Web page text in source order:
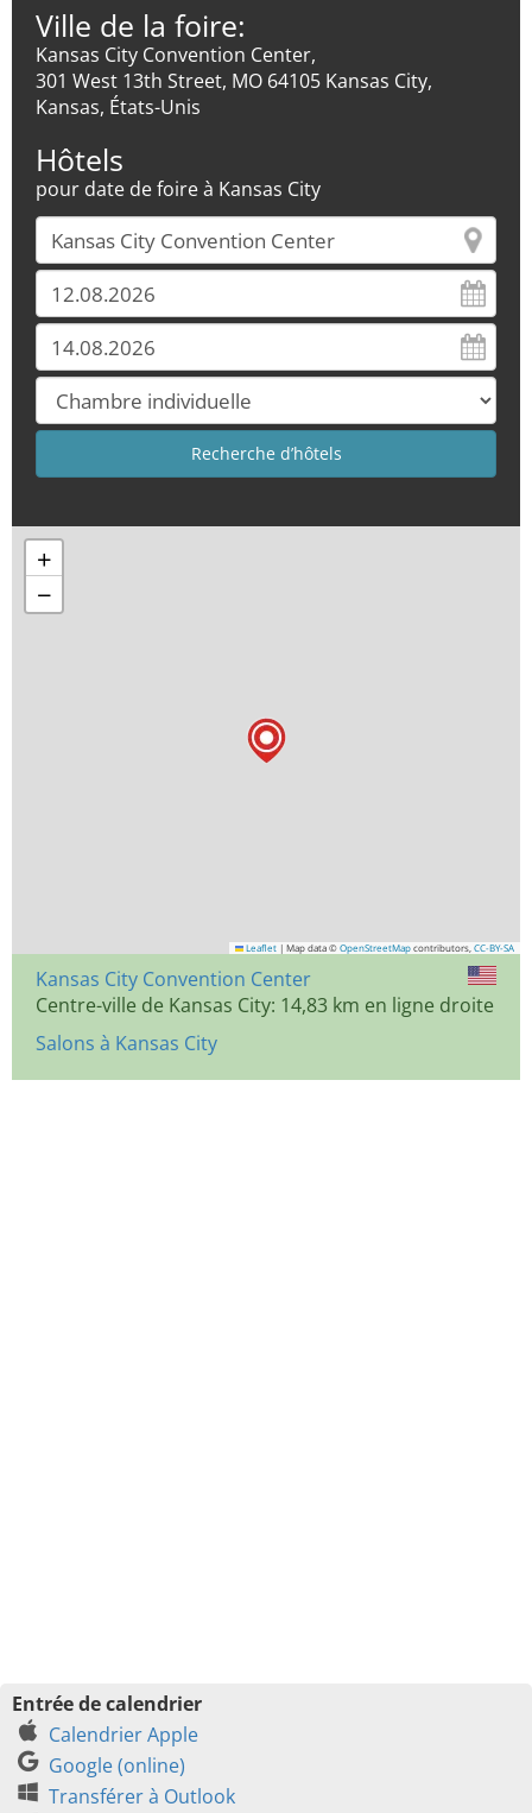
Ville de la foire:
Kansas City Convention Center,
301 West 13th Street, MO 64105 Kansas City,
Kansas, États-Unis
Hôtels
pour date de foire à Kansas City
+
−
Leaflet | Map data © OpenStreetMap contributors, CC-BY-SA
Kansas City Convention Center
Centre-ville de Kansas City: 14,83 km en ligne droite
Salons à Kansas City
Entrée de calendrier
Calendrier Apple
Google (online)
Transférer à Outlook